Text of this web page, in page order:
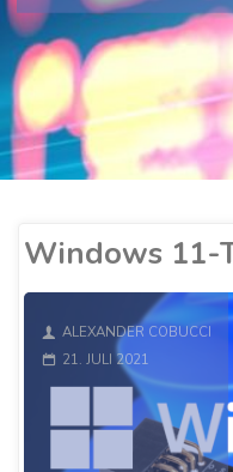
Windows 11-
ALEXANDER COBUCCI
21. JULI 2021